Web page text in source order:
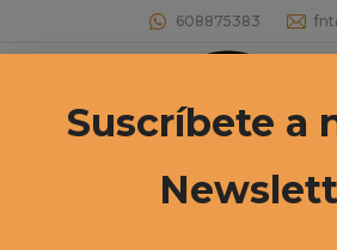
608875383
Buscar:
Archives:2º
Suscríbete a